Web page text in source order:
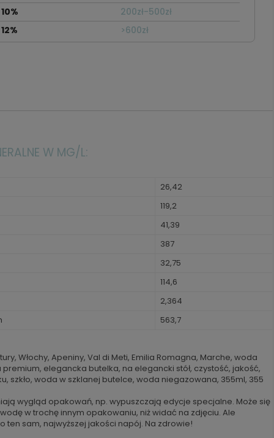
10%
200zł-500zł
12% >600zł
W MG/L:
26,42
119,2
41,39
387
32,75
114,6
2,364
563,7
Włochy, Apeniny, Val di Meti, Emilia Romagna, Marche, woda
elegancka butelka, na elegancki stół, czystość, jakość,
szkło, woda w szklanej butelce, woda niegazowana, 355ml, 355
wygląd opakowań, np. wypuszczają edycje specjalne. Może się
w trochę innym opakowaniu, niż widać na zdjęciu. Ale
ten sam, najwyższej jakości napój. Na zdrowie!